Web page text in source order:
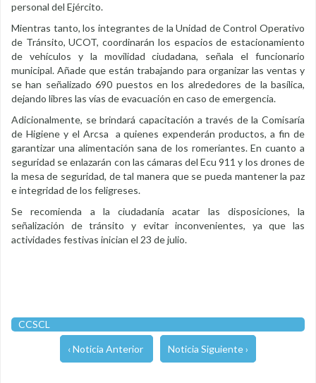
personal del Ejército.
Mientras tanto, los integrantes de la Unidad de Control Operativo
de Tránsito, UCOT, coordinarán los espacios de estacionamiento
de vehículos y la movilidad ciudadana, señala el funcionario
municipal. Añade que están trabajando para organizar las ventas y
se han señalizado 690 puestos en los alrededores de la basílica,
dejando libres las vías de evacuación en caso de emergencia.
Adicionalmente, se brindará capacitación a través de la Comisaría
de Higiene y el Arcsa a quienes expenderán productos, a fin de
garantizar una alimentación sana de los romeriantes. En cuanto a
seguridad se enlazarán con las cámaras del Ecu 911 y los drones de
la mesa de seguridad, de tal manera que se pueda mantener la paz
e integridad de los feligreses.
Se recomienda a la ciudadanía acatar las disposiciones, la
señalización de tránsito y evitar inconvenientes, ya que las
actividades festivas inician el 23 de julio.
CCSCL
‹ Noticia Anterior Noticia Siguiente ›